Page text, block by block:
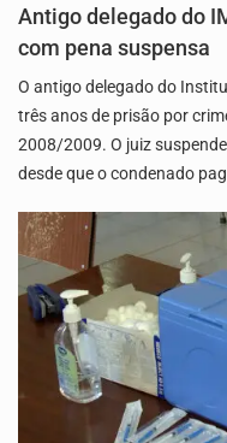
Antigo delegado do
com pena suspensa
O antigo delegado do
três anos de prisão por
2008/2009. O juiz
desde que o condenado